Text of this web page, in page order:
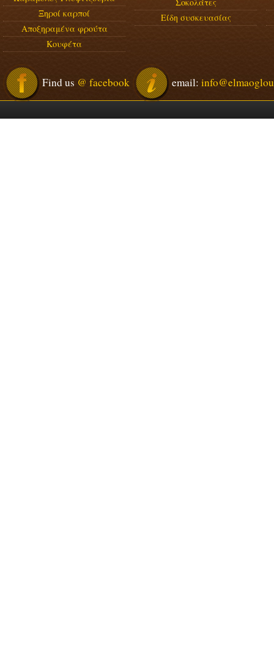
Ξηροί καρποί
Αποξηραμένα φρούτα
Κουφέτα
Είδη συσκευασίας
Find us @ facebook email: